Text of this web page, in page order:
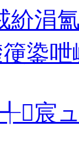
紒涓
鍌
宸